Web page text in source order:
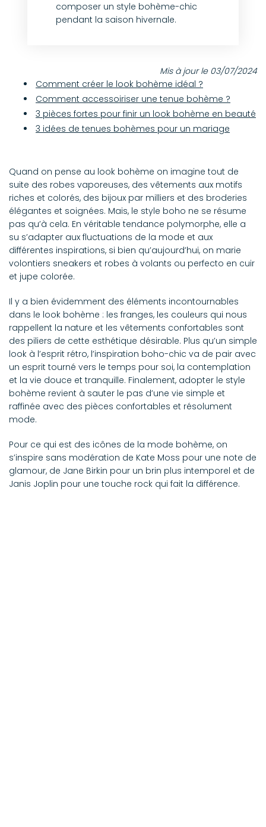
composer un style bohème-chic
pendant la saison hivernale.
Mis à jour le 03/07/2024
Comment créer le look bohème idéal ?
Comment accessoiriser une tenue bohème ?
3 pièces fortes pour finir un look bohème en beauté
3 idées de tenues bohèmes pour un mariage
Quand on pense au look bohème on imagine tout de
suite des robes vaporeuses, des vêtements aux motifs
riches et colorés, des bijoux par milliers et des broderies
élégantes et soignées. Mais, le style boho ne se résume
pas qu’à cela. En véritable tendance polymorphe, elle a
su s’adapter aux fluctuations de la mode et aux
différentes inspirations, si bien qu’aujourd’hui, on marie
volontiers sneakers et robes à volants ou perfecto en cuir
et jupe colorée.
Il y a bien évidemment des éléments incontournables
dans le look bohème : les franges, les couleurs qui nous
rappellent la nature et les vêtements confortables sont
des piliers de cette esthétique désirable. Plus qu’un simple
look à l’esprit rétro, l’inspiration boho-chic va de pair avec
un esprit tourné vers le temps pour soi, la contemplation
et la vie douce et tranquille. Finalement, adopter le style
bohème revient à sauter le pas d’une vie simple et
raffinée avec des pièces confortables et résolument
mode.
Pour ce qui est des icônes de la mode bohème, on
s’inspire sans modération de Kate Moss pour une note de
glamour, de Jane Birkin pour un brin plus intemporel et de
Janis Joplin pour une touche rock qui fait la différence.